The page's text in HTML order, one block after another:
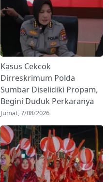
Kasus Cekcok
Dirreskrimum Polda
Sumbar Diselidiki Propam,
Begini Duduk Perkaranya
Jumat, 7/08/2026